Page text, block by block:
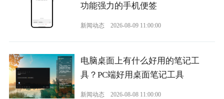
功能强力的手机便签
新闻动态 2026-08-09 11:00:00
电脑桌面上有什么好用的笔记工
具？PC端好用桌面笔记工具
新闻动态 2026-08-08 11:00:00